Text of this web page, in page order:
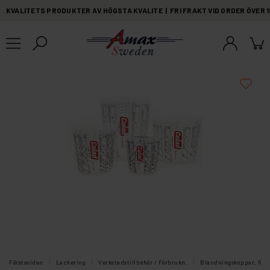
KVALITETS PRODUKTER AV HÖGSTA KVALITE | FRI FRAKT VID ORDER
Förstasidan Lackering Verkstadstillbehör / Förbrukn. Blandningskoppar,